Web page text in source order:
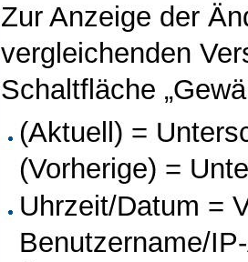
Zur Anzeige der
vergleichenden
Schaltfläche
(Aktuell) =
(Vorherige) =
Uhrzeit/Datum =
Benutzername/